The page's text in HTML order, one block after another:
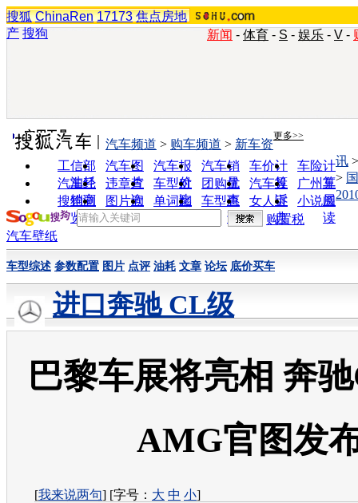
搜狐 ChinaRen 17173 焦点房地
产 搜狗 新闻 - 体育 - S - 娱乐 - V -
实用工具 更多>>
工信部
油耗
汽车图
片
汽车报
价
汽车销
量
车价计
算
车险计
算
汽车经
销商
违章查
询
车型对
比
团购优
惠
汽车投
诉
广州车
展
搜狗浏
览器
图片欣
赏
单词翻
车型查
询
女人宝
典
小说阅
读
汽车频道 > 购车频道 > 新车资
讯
>
购置税
汽车壁纸
车型综述 参数配置 图片 点评 油耗 文章 论坛 底价买车
进口奔驰 CL级
巴黎车展将亮相 奔
AMG官图发
[我来说两句] [字号： 大 中 小]